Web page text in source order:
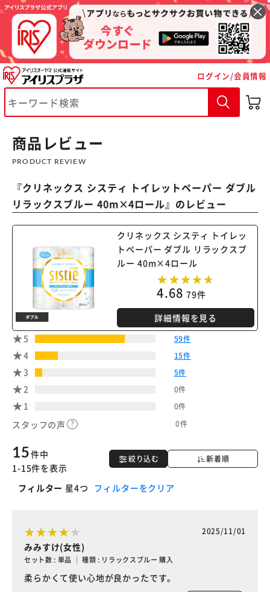
ログイン/会員情報
商品レビュー
PRODUCT REVIEW
『クリネックス システィ トイレットペーパー ダブル
リラックスブルー 40m×4ロール』のレビュー
クリネックス システィ トイレッ
トペーパー ダブル リラックスブ
ルー 40m×4ロール
4.68 79件
詳細情報を見る
5
59件
4 15件
3 5件
2 0件
1 0件
スタッフの声 0件
絞り込む 新着順
15件中
1-15件を表示
フィルター 星4つ フィルターをクリア
2025/11/01
みみすけ(女性)
セット数 : 単品 ｜ 種類 : リラックスブルー 購入
柔らかくて使い心地が良かったです。
カートに入れる 購入手続きへ